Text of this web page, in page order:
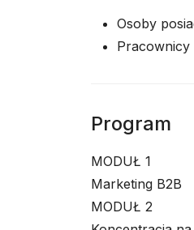
Osoby
Pracownicy
Program
MODUŁ 1
Marketing B2B
MODUŁ 2